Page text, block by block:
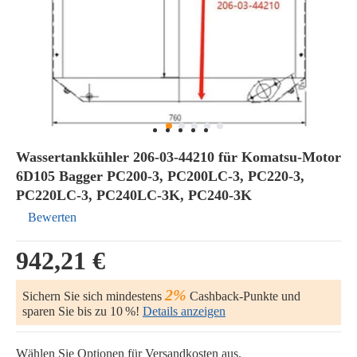
Wassertankkühler 206-03-44210 für Komatsu-Motor
6D105 Bagger PC200-3, PC200LC-3, PC220-3,
PC220LC-3, PC240LC-3K, PC240-3K
Bewerten
942,21 €
Sichern Sie sich mindestens 2% Cashback-Punkte und
sparen Sie bis zu 10 %! Details anzeigen
Wählen Sie Optionen für Versandkosten aus.